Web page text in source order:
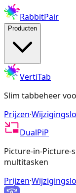
RabbitPair
Producten
VertiTab
Slim tabbeheer
Prijzen·
DualPiP
Picture-in-Picture-
multitasken
Prijzen·